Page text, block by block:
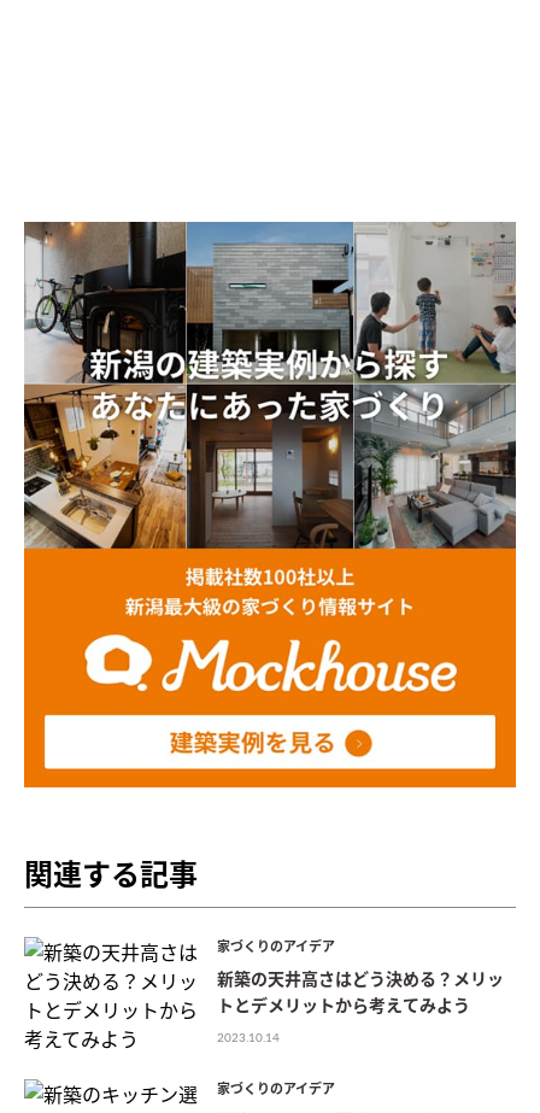
関連する記事
家づくりのアイデア
新築の天井高さはどう決める？メリッ
トとデメリットから考えてみよう
2023.10.14
家づくりのアイデア